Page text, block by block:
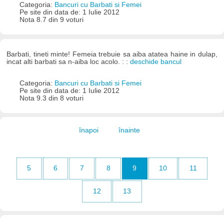
Categoria: Bancuri cu Barbati si Femei
Pe site din data de: 1 Iulie 2012
Nota 8.7 din 9 voturi
Barbati, tineti minte! Femeia trebuie sa aiba atatea haine in dulap,
incat alti barbati sa n-aiba loc acolo. : :deschide bancul
Categoria: Bancuri cu Barbati si Femei
Pe site din data de: 1 Iulie 2012
Nota 9.3 din 8 voturi
înapoi înainte
5 6 7 8 9 10 11
12 13